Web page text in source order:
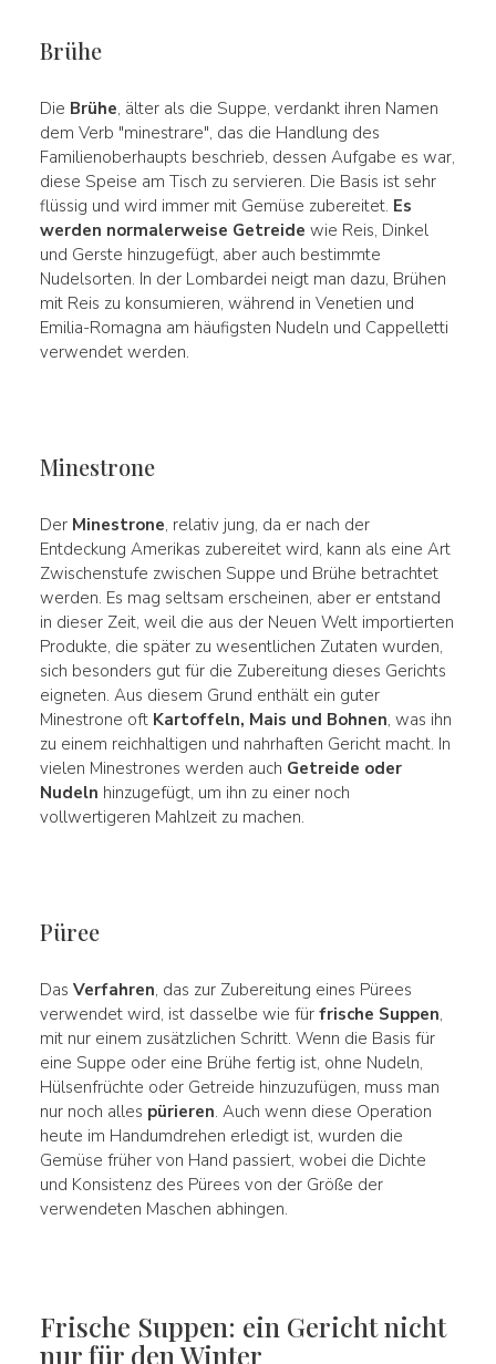
Brühe
Die Brühe, älter als die Suppe, verdankt ihren Namen
dem Verb "minestrare", das die Handlung des
Familienoberhaupts beschrieb, dessen Aufgabe es war,
diese Speise am Tisch zu servieren. Die Basis ist sehr
flüssig und wird immer mit Gemüse zubereitet. Es
werden normalerweise Getreide wie Reis, Dinkel
und Gerste hinzugefügt, aber auch bestimmte
Nudelsorten. In der Lombardei neigt man dazu, Brühen
mit Reis zu konsumieren, während in Venetien und
Emilia-Romagna am häufigsten Nudeln und Cappelletti
verwendet werden.
Minestrone
Der Minestrone, relativ jung, da er nach der
Entdeckung Amerikas zubereitet wird, kann als eine Art
Zwischenstufe zwischen Suppe und Brühe betrachtet
werden. Es mag seltsam erscheinen, aber er entstand
in dieser Zeit, weil die aus der Neuen Welt importierten
Produkte, die später zu wesentlichen Zutaten wurden,
sich besonders gut für die Zubereitung dieses Gerichts
eigneten. Aus diesem Grund enthält ein guter
Minestrone oft Kartoffeln, Mais und Bohnen, was ihn
zu einem reichhaltigen und nahrhaften Gericht macht. In
vielen Minestrones werden auch Getreide oder
Nudeln hinzugefügt, um ihn zu einer noch
vollwertigeren Mahlzeit zu machen.
Püree
Das Verfahren, das zur Zubereitung eines Pürees
verwendet wird, ist dasselbe wie für frische Suppen,
mit nur einem zusätzlichen Schritt. Wenn die Basis für
eine Suppe oder eine Brühe fertig ist, ohne Nudeln,
Hülsenfrüchte oder Getreide hinzuzufügen, muss man
nur noch alles pürieren. Auch wenn diese Operation
heute im Handumdrehen erledigt ist, wurden die
Gemüse früher von Hand passiert, wobei die Dichte
und Konsistenz des Pürees von der Größe der
verwendeten Maschen abhingen.
Frische Suppen: ein Gericht nicht
nur für den Winter